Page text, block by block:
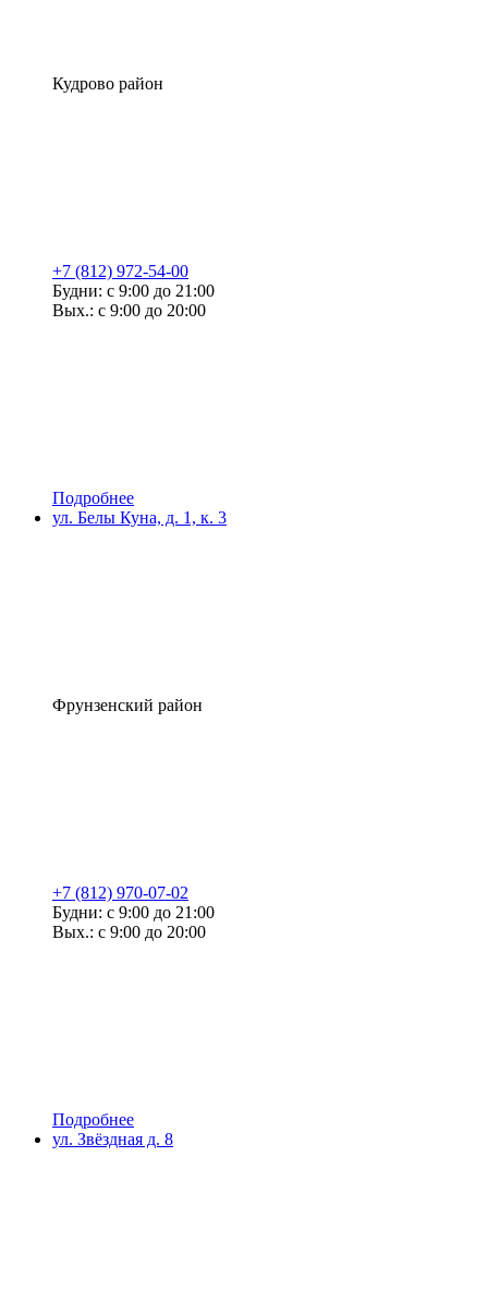
Кудрово район
+7 (812) 972-54-00
Будни: с 9:00 до 21:00
Вых.: с 9:00 до 20:00
Подробнее
ул. Белы Куна, д. 1, к. 3
Фрунзенский район
+7 (812) 970-07-02
Будни: с 9:00 до 21:00
Вых.: с 9:00 до 20:00
Подробнее
ул. Звёздная д. 8